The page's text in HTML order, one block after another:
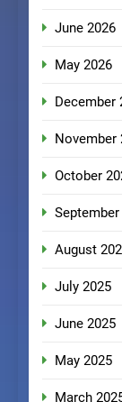
June 2026
May 2026
December
November
October
September
August
July 2025
June 2025
May 2025
March